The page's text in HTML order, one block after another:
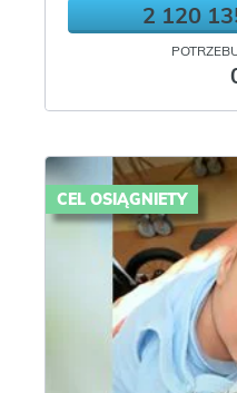
2 120
CEL OSIĄGNIETY